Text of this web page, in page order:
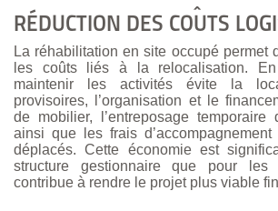
RÉDUCTION DES COÛTS
La réhabilitation en site occupé permet
les coûts liés à la relocalisation.
maintenir les activités évite la
provisoires, l’organisation et le
de mobilier, l’entreposage temporaire
ainsi que les frais
déplacés. Cette économie est
structure gestionnaire que pour
contribue à rendre le projet plus viable